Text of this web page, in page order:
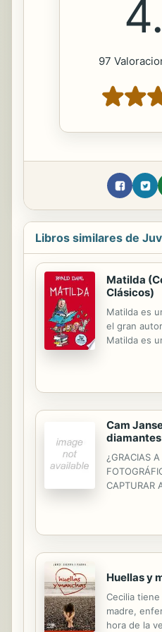
97
Libros similares de
Matilda
Clásicos)
Matilda es
el gran
Matilda es
todos la
mediocres
una inútil.
extraños y
Matilda
emplearlos
cruel
millones de
el mundo.
Cam
¿GRACIAS
CAPTURAR
JOYAS?
Unos
la policía
Cam
humor, una
divertidas
forman una
para un
Huellas y
Cecilia tiene
madre,
hora de la